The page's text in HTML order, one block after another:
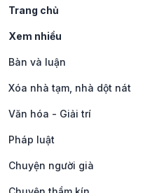
Trang chủ
Xem nhiều
Bàn và luận
Xóa nhà tạm, nhà dột nát
Văn hóa - Giải trí
Pháp luật
Chuyện người già